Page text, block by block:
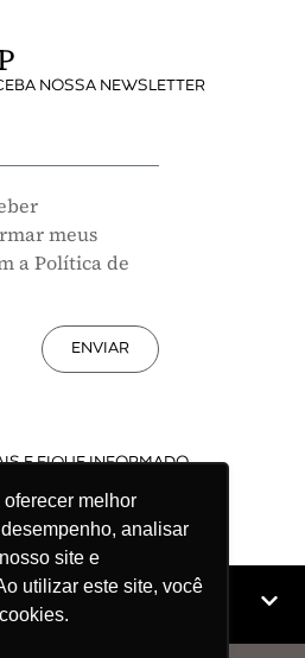
melhor
analisar
site e
utilizar este site, você
NOSSA NEWSLETTER
meus
a Política de
ENVIAR
E FIQUE INFORMADO